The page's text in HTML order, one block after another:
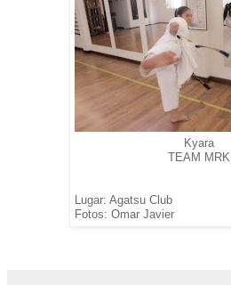
Kyara
TEAM MRK
Lugar: Agatsu Club
Fotos: Omar Javier